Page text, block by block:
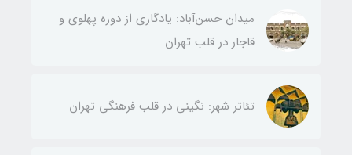
میدان حسن‌آباد: یادگاری از دوره پهلوی و
قاجار در قلب تهران
تئاتر شهر: نگینی در قلب فرهنگی تهران